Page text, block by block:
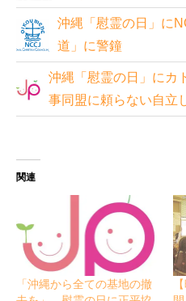
沖縄「慰霊の日」に
道」に警鐘
沖縄「慰霊の日」に
事同盟に頼らない自立
関連
「沖縄から全ての基地の撤